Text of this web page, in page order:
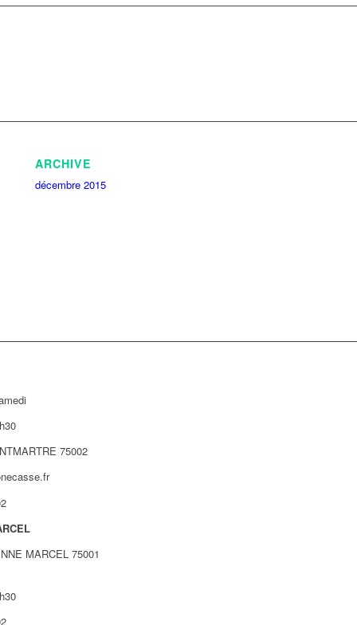
ARCHIVE
décembre 2015
75002
MARCEL 75001